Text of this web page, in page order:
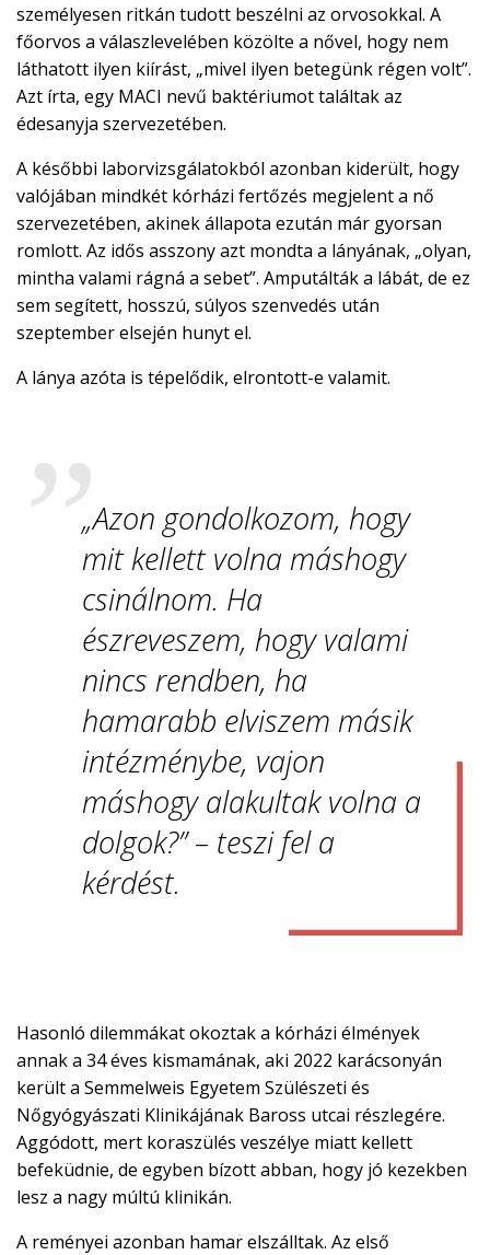
személyesen ritkán tudott beszélni az orvosokkal. A
főorvos a válaszlevelében közölte a nővel, hogy nem
láthatott ilyen kiírást, „mivel ilyen betegünk régen volt”.
Azt írta, egy MACI nevű baktériumot találtak az
édesanyja szervezetében.
A későbbi laborvizsgálatokból azonban kiderült, hogy
valójában mindkét kórházi fertőzés megjelent a nő
szervezetében, akinek állapota ezután már gyorsan
romlott. Az idős asszony azt mondta a lányának, „olyan,
mintha valami rágná a sebet”. Amputálták a lábát, de ez
sem segített, hosszú, súlyos szenvedés után
szeptember elsején hunyt el.
A lánya azóta is tépelődik, elrontott-e valamit.
„Azon gondolkozom, hogy
mit kellett volna máshogy
csinálnom. Ha
észreveszem, hogy valami
nincs rendben, ha
hamarabb elviszem másik
intézménybe, vajon
máshogy alakultak volna a
dolgok?” – teszi fel a
kérdést.
Hasonló dilemmákat okoztak a kórházi élmények
annak a 34 éves kismamának, aki 2022 karácsonyán
került a Semmelweis Egyetem Szülészeti és
Nőgyógyászati Klinikájának Baross utcai részlegére.
Aggódott, mert koraszülés veszélye miatt kellett
befeküdnie, de egyben bízott abban, hogy jó kezekben
lesz a nagy múltú klinikán.
A reményei azonban hamar elszálltak. Az első